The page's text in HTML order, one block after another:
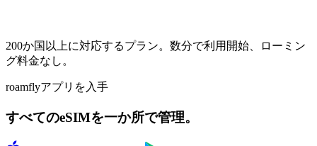
200か国以上に対応するプラン。数分で利用開始、ローミン
グ料金なし。
roamflyアプリを入手
すべてのeSIMを一か所で管理。